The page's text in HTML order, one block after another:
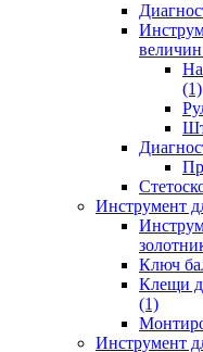
(1)
Инструмент
Ключ
Клещи
(1)
Инструмент